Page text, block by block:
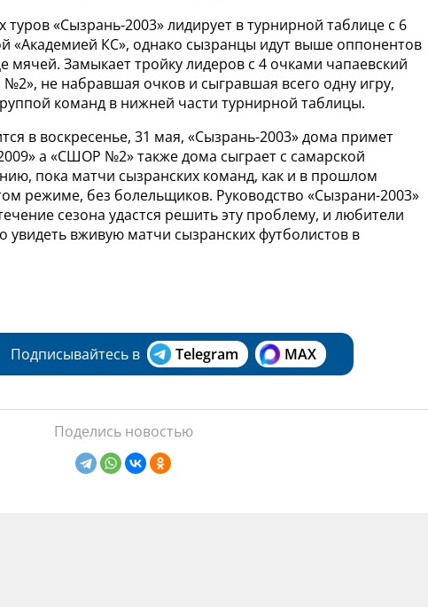
туров «Сызрань-2003» лидирует в турнирной таблице с 6
«Академией КС», однако сызранцы идут выше оппонентов
мячей. Замыкает тройку лидеров с 4 очками чапаевский
не набравшая очков и сыгравшая всего одну игру,
команд в нижней части турнирной таблицы.
в воскресенье, 31 мая, «Сызрань-2003» дома примет
а «СШОР №2» также дома сыграет с самарской
пока матчи сызранских команд, как и в прошлом
режиме, без болельщиков. Руководство «Сызрани-2003»
сезона удастся решить эту проблему, и любители
увидеть вживую матчи сызранских футболистов в
Подписывайтесь в Telegram MAX
Поделись новостью